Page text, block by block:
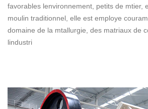
favorables lenvironnement, petits de mtier,
moulin traditionnel, elle est employe
domaine de la mtallurgie, des matriaux de
lindustri